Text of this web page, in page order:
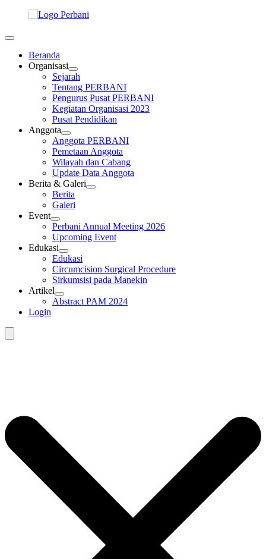
Beranda
Organisasi
Sejarah
Tentang PERBANI
Pengurus Pusat PERBANI
Kegiatan Organisasi 2023
Pusat Pendidikan
Anggota
Anggota PERBANI
Pemetaan Anggota
Wilayah dan Cabang
Update Data Anggota
Berita & Galeri
Berita
Galeri
Event
Perbani Annual Meeting 2026
Upcoming Event
Edukasi
Edukasi
Circumcision Surgical Procedure
Sirkumsisi pada Manekin
Artikel
Abstract PAM 2024
Login